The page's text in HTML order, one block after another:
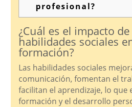
profesional?
¿Cuál es el impacto
habilidades sociales
formación?
Las habilidades sociales
comunicación, fomentan el
facilitan el aprendizaje, lo que
formación y el desarrollo